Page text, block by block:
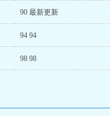
90 最新更新
94 94
98 98